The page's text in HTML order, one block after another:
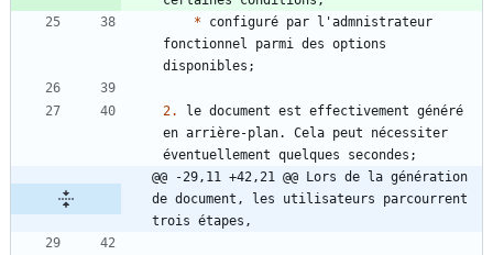
* configuré par l'admnistrateur
fonctionnel parmi des options
2.
le document est effectivement généré
en arrière-plan. Cela peut nécessiter
@@ -29,11 +42,21 @@ Lors de la génération
de document, les utilisateurs parcourrent
trois étapes,